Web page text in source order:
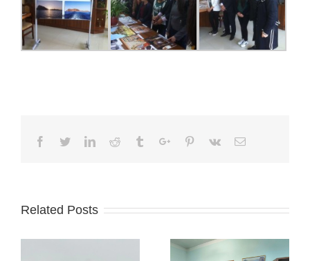
Facebook
TwitterLinkedinReddit TumblrGoogle+Pinterest
Vk Email
Related Posts